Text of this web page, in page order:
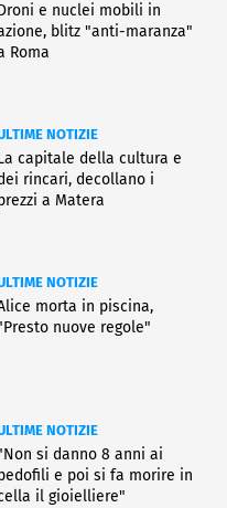
e nuclei mobili in
blitz "anti-maranza"
Roma
NOTIZIE
capitale della cultura e
rincari, decollano i
a Matera
NOTIZIE
morta in piscina,
nuove regole"
NOTIZIE
si danno 8 anni ai
e poi si fa morire in
il gioielliere"